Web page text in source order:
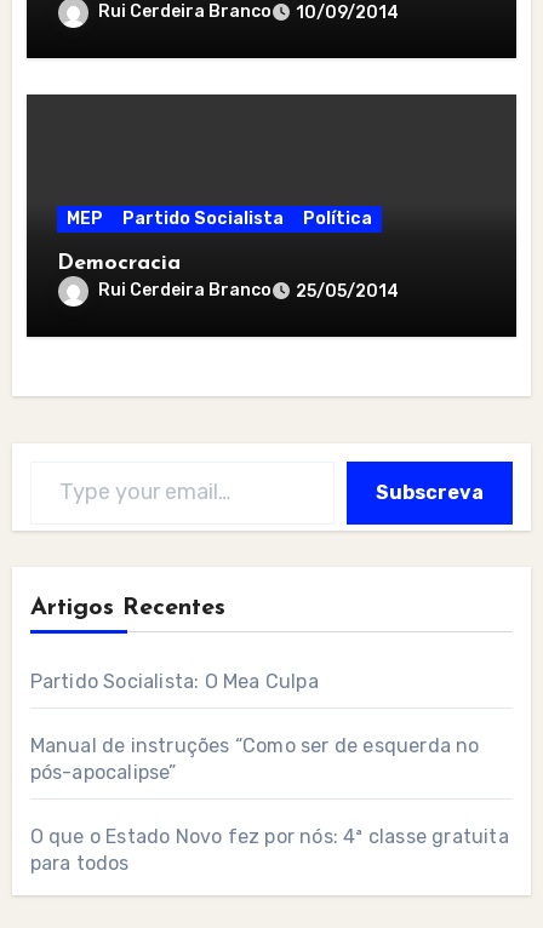
Rui Cerdeira Branco 10/09/2014
MEP Partido Socialista Política
Democracia
Rui Cerdeira Branco 25/05/2014
Subscreva
Artigos Recentes
Partido Socialista: O Mea Culpa
Manual de instruções “Como ser de esquerda no
pós-apocalipse”
O que o Estado Novo fez por nós: 4ª classe gratuita
para todos